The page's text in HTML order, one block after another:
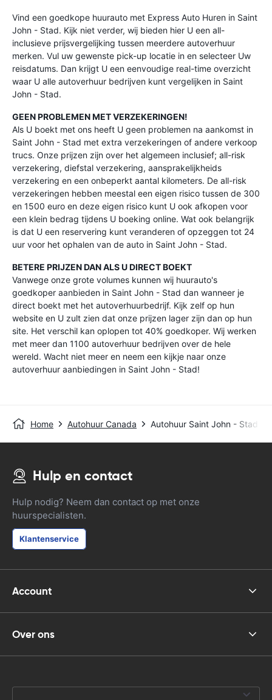
Vind een goedkope huurauto met Express Auto Huren in Saint
John - Stad. Kijk niet verder, wij bieden hier U een all-
inclusieve prijsvergelijking tussen meerdere autoverhuur
merken. Vul uw gewenste pick-up locatie in en selecteer Uw
reisdatums. Dan krijgt U een eenvoudige real-time overzicht
waar U alle autoverhuur bedrijven kunt vergelijken in Saint
John - Stad.
GEEN PROBLEMEN MET VERZEKERINGEN!
Als U boekt met ons heeft U geen problemen na aankomst in
Saint John - Stad met extra verzekeringen of andere verkoop
trucs. Onze prijzen zijn over het algemeen inclusief; all-risk
verzekering, diefstal verzekering, aansprakelijkheids
verzekering en een onbeperkt aantal kilometers. De all-risk
verzekeringen hebben meestal een eigen risico tussen de 300
en 1500 euro en deze eigen risico kunt U ook afkopen voor
een klein bedrag tijdens U boeking online. Wat ook belangrijk
is dat U een reservering kunt veranderen of opzeggen tot 24
uur voor het ophalen van de auto in Saint John - Stad.
BETERE PRIJZEN DAN ALS U DIRECT BOEKT
Vanwege onze grote volumes kunnen wij huurauto's
goedkoper aanbieden in Saint John - Stad dan wanneer je
direct boekt met het autoverhuurbedrijf. Kijk zelf op hun
website en U zult zien dat onze prijzen lager zijn dan op hun
site. Het verschil kan oplopen tot 40% goedkoper. Wij werken
met meer dan 1100 autoverhuur bedrijven over de hele
wereld. Wacht niet meer en neem een kijkje naar onze
autoverhuur aanbiedingen in Saint John - Stad!
Home Autohuur Canada Autohuur Saint John - Stad
Hulp en contact
Hulp nodig? Neem dan contact op met onze
huurspecialisten.
Klantenservice
Account
Over ons